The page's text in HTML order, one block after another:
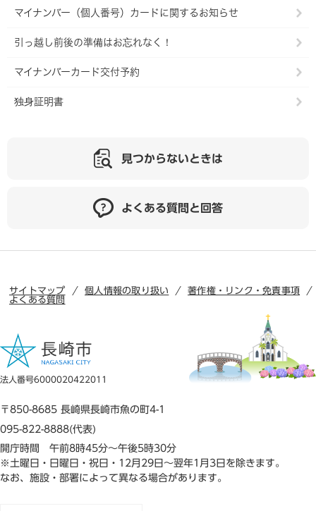
マイナンバー（個人番号）カードに関するお知らせ
引っ越し前後の準備はお忘れなく！
マイナンバーカード交付予約
独身証明書
見つからないときは
よくある質問と回答
サイトマップ 個人情報の取り扱い
著作権・リンク・免責事項
よくある質問
法人番号6000020422011
〒850-8685 長崎県長崎市魚の町4-1
095-822-8888(代表)
開庁時間 午前8時45分～午後5時30分
※土曜日・日曜日・祝日・12月29日～翌年1月3日を除きます。
なお、施設・部署によって異なる場合があります。